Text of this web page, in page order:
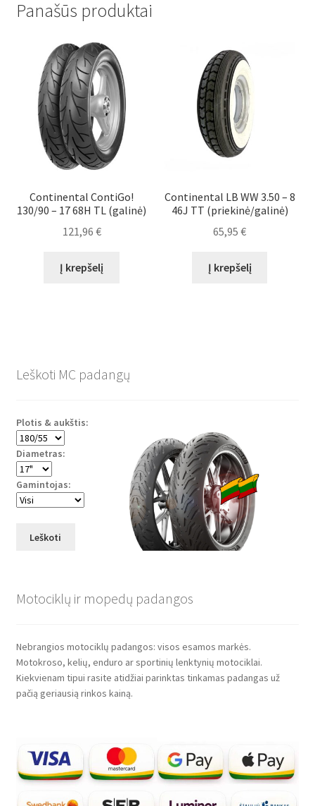
Panašūs produktai
Continental ContiGo!
130/90 – 17 68H TL (galinė)
121,96 €
Į krepšelį
Continental LB WW 3.50 – 8
46J TT (priekinė/galinė)
65,95€
Į krepšelį
Leškoti MC padangų
Plotis & aukštis:
Diametras:
Gamintojas:
Leškoti
Motociklų ir mopedų padangos
Nebrangios motociklų padangos: visos esamos markės.
Motokroso, kelių, enduro ar sportinių lenktynių motociklai.
Kiekvienam tipui rasite atidžiai parinktas tinkamas padangas už
pačią geriausią rinkos kainą.